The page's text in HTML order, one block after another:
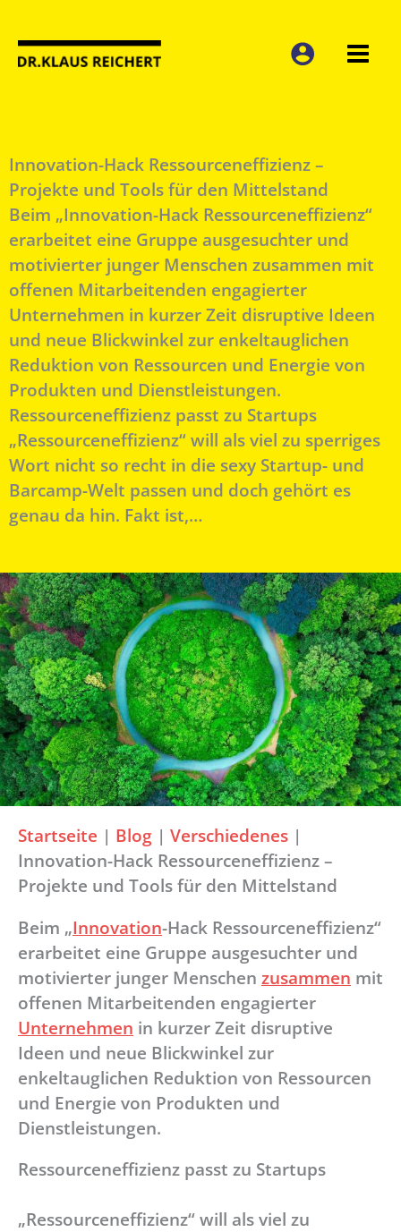
Inhalt
springen
Innovation-Hack Ressourceneffizienz –
Projekte und Tools für den Mittelstand
Beim „Innovation-Hack Ressourceneffizienz“
erarbeitet eine Gruppe ausgesuchter und
motivierter junger Menschen zusammen mit
offenen Mitarbeitenden engagierter
Unternehmen in kurzer Zeit disruptive Ideen
und neue Blickwinkel zur enkeltauglichen
Reduktion von Ressourcen und Energie von
Produkten und Dienstleistungen.
Ressourceneffizienz passt zu Startups
„Ressourceneffizienz“ will als viel zu sperriges
Wort nicht so recht in die sexy Startup- und
Barcamp-Welt passen und doch gehört es
genau da hin. Fakt ist,…
Startseite | Blog | Verschiedenes |
Innovation-Hack Ressourceneffizienz –
Projekte und Tools für den Mittelstand
Beim „Innovation-Hack Ressourceneffizienz“
erarbeitet eine Gruppe ausgesuchter und
motivierter junger Menschen zusammen mit
offenen Mitarbeitenden engagierter
Unternehmen in kurzer Zeit disruptive
Ideen und neue Blickwinkel zur
enkeltauglichen Reduktion von Ressourcen
und Energie von Produkten und
Dienstleistungen.
Ressourceneffizienz passt zu Startups
„Ressourceneffizienz“ will als viel zu